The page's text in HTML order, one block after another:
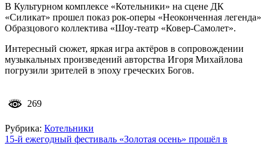
В Культурном комплексе «Котельники» на сцене ДК
«Силикат» прошел показ рок-оперы «Неоконченная легенда»
Образцового коллектива «Шоу-театр «Ковер-Самолет».
Интересный сюжет, яркая игра актёров в сопровождении
музыкальных произведений авторства Игоря Михайлова
погрузили зрителей в эпоху греческих Богов.
269
Рубрика: Котельники
Навигация
15-й ежегодный фестиваль «Золотая осень» прошёл в